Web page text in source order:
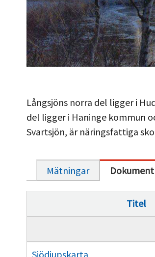
Långsjöns norra del ligger i
del ligger i Haninge kommun
Svartsjön, är näringsfattiga
Mätningar Dokument
Titel
Sjödjupskarta